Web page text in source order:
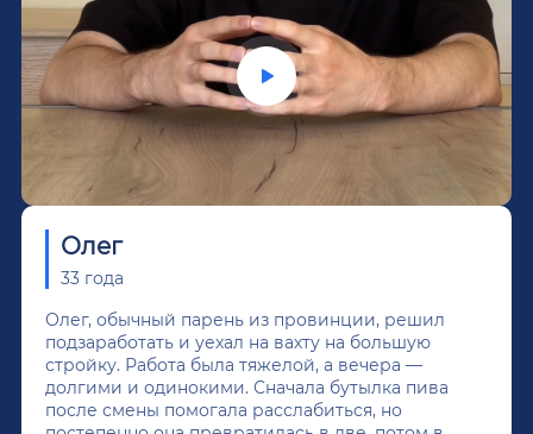
Олег
33 года
Олег, обычный парень из провинции, решил
подзаработать и уехал на вахту на большую
стройку. Работа была тяжелой, а вечера —
долгими и одинокими. Сначала бутылка пива
после смены помогала расслабиться, но